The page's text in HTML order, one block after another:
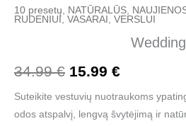
10 presetų, NATŪRALŪS,
RUDENIUI, VASARAI , VERSLUI
Wedding
34.99€ 15.99 €
Suteikite vestuvių nuotraukoms
odos atspalvį, lengvą švytėjimą ir